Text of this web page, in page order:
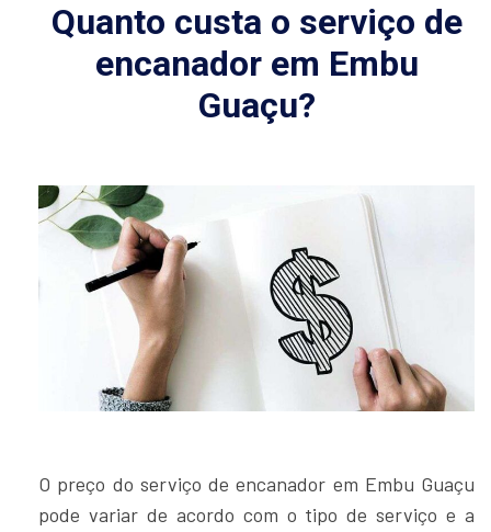
Quanto custa o serviço de
encanador em Embu
Guaçu?
O preço do serviço de encanador em Embu Guaçu
pode variar de acordo com o tipo de serviço e a